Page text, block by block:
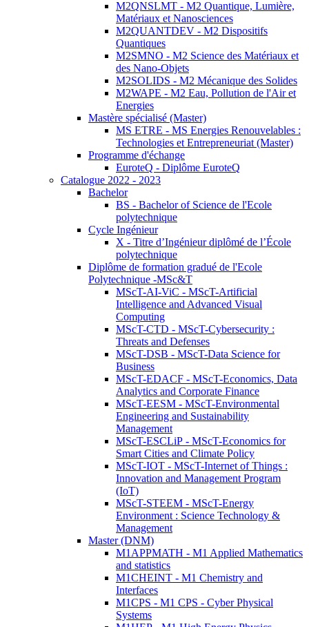
M2QNSLMT - M2 Quantique, Lumière,
Matériaux et Nanosciences
M2QUANTDEV - M2 Dispositifs
Quantiques
M2SMNO - M2 Science des Matériaux et
des Nano-Objets
M2SOLIDS - M2 Mécanique des Solides
M2WAPE - M2 Eau, Pollution de l'Air et
Energies
Mastère spécialisé (Master)
MS ETRE - MS Energies Renouvelables :
Technologies et Entrepreneuriat (Master)
Programme d'échange
EuroteQ - Diplôme EuroteQ
Catalogue 2022 - 2023
Bachelor
BS - Bachelor of Science de l'Ecole
polytechnique
Cycle Ingénieur
X - Titre d’Ingénieur diplômé de l’École
polytechnique
Diplôme de formation gradué de l'Ecole
Polytechnique -MSc&T
MScT-AI-ViC - MScT-Artificial
Intelligence and Advanced Visual
Computing
MScT-CTD - MScT-Cybersecurity :
Threats and Defenses
MScT-DSB - MScT-Data Science for
Business
MScT-EDACF - MScT-Economics, Data
Analytics and Corporate Finance
MScT-EESM - MScT-Environmental
Engineering and Sustainability
Management
MScT-ESCLiP - MScT-Economics for
Smart Cities and Climate Policy
MScT-IOT - MScT-Internet of Things :
Innovation and Management Program
(IoT)
MScT-STEEM - MScT-Energy
Environment : Science Technology &
Management
Master (DNM)
M1APPMATH - M1 Applied Mathematics
and statistics
M1CHEINT - M1 Chemistry and
Interfaces
M1CPS - M1 CPS - Cyber Physical
Systems